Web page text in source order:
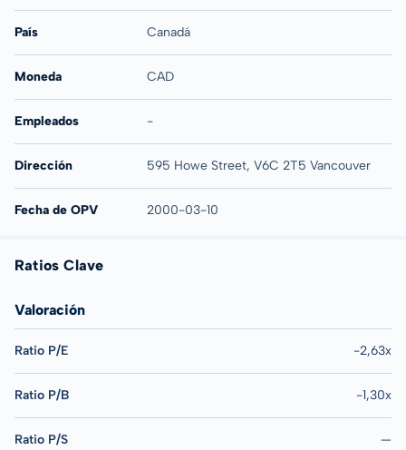
País Canadá
Moneda CAD
Empleados -
Dirección 595 Howe Street, V6C 2T5 Vancouver
Fecha de OPV 2000-03-10
Ratios Clave
Valoración
Ratio P/E -2,63x
Ratio P/B -1,30x
Ratio P/S —